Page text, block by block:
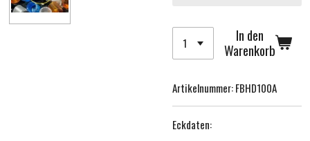
In den
Warenkorb
Artikelnummer:FBHD100A
Eckdaten: